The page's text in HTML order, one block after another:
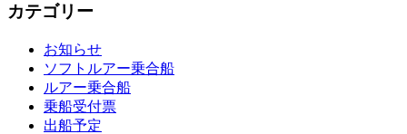
カテゴリー
お知らせ
ソフトルアー乗合船
ルアー乗合船
乗船受付票
出船予定